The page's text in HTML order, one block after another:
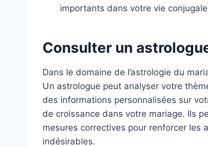
importants dans votre vie
Consulter un
Dans le domaine de l’astrologie du
Un astrologue peut analyser votre
des informations personnalisées sur
de croissance dans votre mariage. Ils
mesures correctives pour renforcer
indésirables.